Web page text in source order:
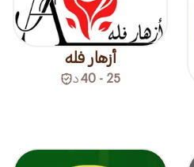
أزهار فله
25 - 40 د